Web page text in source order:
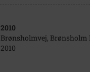
2010
Brønsholmvej, Brønsholm
2010